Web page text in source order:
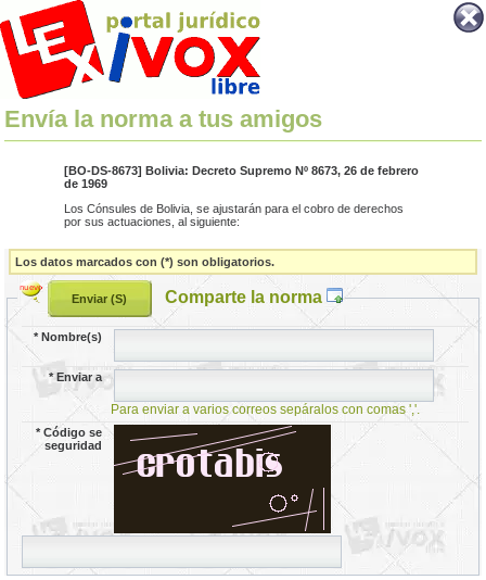
Envía la norma a tus amigos
[BO-DS-8673] Bolivia: Decreto Supremo Nº 8673, 26 de febrero
de 1969
Los Cónsules de Bolivia, se ajustarán para el cobro de derechos
por sus actuaciones, al siguiente:
Los datos marcados con (*) son obligatorios.
Comparte la norma
*Nombre(s)
*Enviar a
Para enviar a varios correos sepáralos con comas ','.
*Código se
seguridad